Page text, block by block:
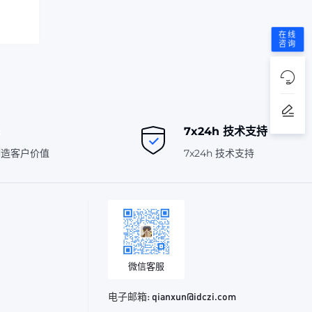
客户价值
7x24h 技术支持
7x24h 技术支持
微信客服
电子邮箱:qianxun@idczi.com
在线
咨询